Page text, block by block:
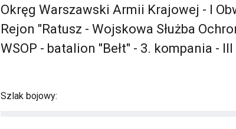
Okręg Warszawski Armii Krajowej - I
Rejon "Ratusz - Wojskowa Służba
WSOP - batalion "Bełt" - 3. kompania -
Szlak bojowy: